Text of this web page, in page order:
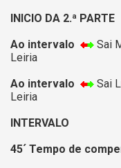
INICIO DA 2.ª PARTE
Ao intervalo
Sai
Leiria
Ao intervalo
Sai
Leiria
INTERVALO
45´ Tempo de